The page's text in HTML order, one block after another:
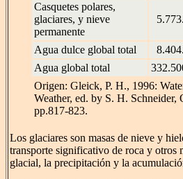
Casquetes polares,
glaciares, y nieve
permanente
Agua dulce global total
Agua global total
Origen: Gleick, P. H., 1996:
Weather, ed. by S. H.
pp.817-823.
Los glaciares son masas de nieve y
transporte significativo de roca y otros
glacial, la precipitación y la